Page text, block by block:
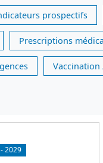
prospectifs
Prescriptions
-2029